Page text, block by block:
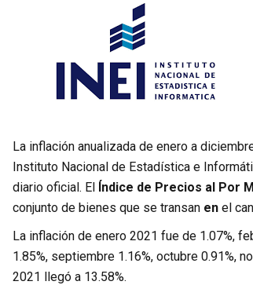
La inflación anualizada de enero a
Instituto Nacional de Estadística e
diario oficial. El Índice de Precios al Por
conjunto de bienes que se transan enel
La inflación de enero 2021 fue de 1.07%,
1.85%, septiembre 1.16%, octubre 0.91%,
2021 llegó a 13.58%.